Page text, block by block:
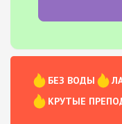
БЕЗ ВОДЫ
КРУТЫЕ